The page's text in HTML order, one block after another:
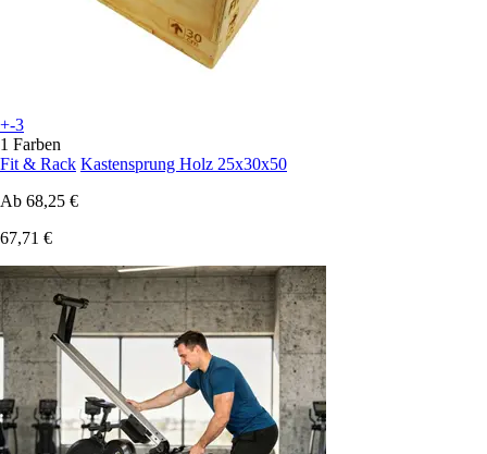
+-3
1 Farben
Fit & Rack Kastensprung Holz 25x30x50
Ab 68,25 €
67,71 €